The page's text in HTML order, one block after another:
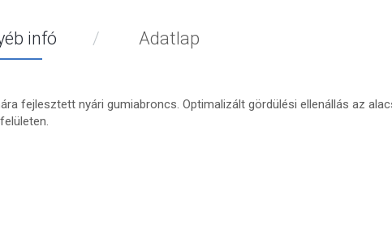
infó Adatlap
fejlesztett nyári gumiabroncs. Optimalizált gördülési ellenállás az